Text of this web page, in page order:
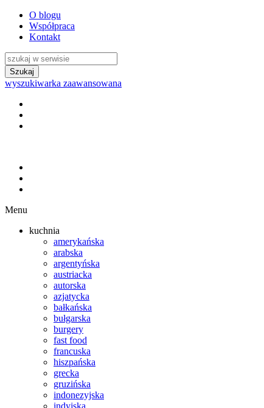
O blogu
Współpraca
Kontakt
wyszukiwarka zaawansowana
Menu
kuchnia
amerykańska
arabska
argentyńska
austriacka
autorska
azjatycka
bałkańska
bułgarska
burgery
fast food
francuska
hiszpańska
grecka
gruzińska
indonezyjska
indyjska